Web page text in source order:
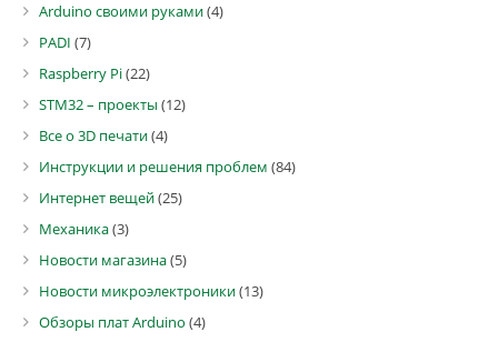
Arduino своими руками(4)
PADI (7)
Raspberry Pi(22)
STM32 – проекты (12)
Все о 3D печати(4)
Инструкции и решения проблем (84)
Интернет вещей(25)
Механика(3)
Новости магазина(5)
Новости микроэлектроники(13)
Обзоры плат Arduino (4)